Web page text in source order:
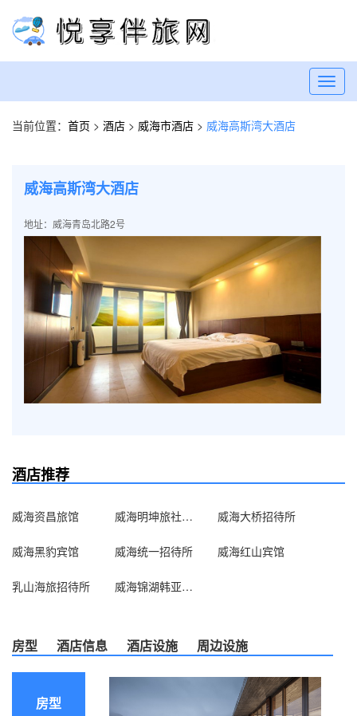
当前位置： 首页 > 酒店 > 威海市酒店 > 威海高斯湾大酒店
威海高斯湾大酒店
地址：威海青岛北路2号
酒店推荐
威海资昌旅馆 威海明坤旅社(高区沈阳路) 威海大桥招待所
威海黑豹宾馆 威海统一招待所 威海红山宾馆
乳山海旅招待所 威海锦湖韩亚高尔夫俱乐部
房型 酒店信息 酒店设施 周边设施
房型